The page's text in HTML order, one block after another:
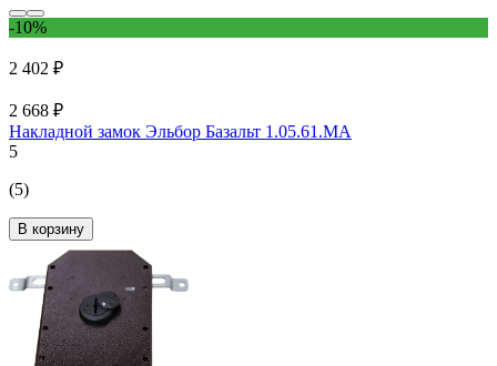
-10%
2 402 ₽
2 668 ₽
Накладной замок Эльбор Базальт 1.05.61.МА
5
(5)
В корзину